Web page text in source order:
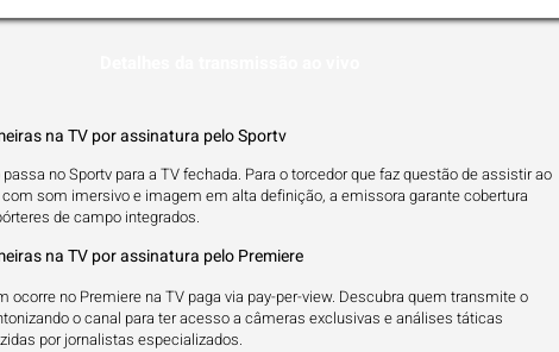
na TV por assinatura pelo Sportv
no Sportv para a TV fechada. Para o torcedor que faz questão de assistir ao
som imersivo e imagem em alta definição, a emissora garante cobertura
de campo integrados.
na TV por assinatura pelo Premiere
ocorre no Premiere na TV paga via pay-per-view. Descubra quem transmite o
o canal para ter acesso a câmeras exclusivas e análises táticas
por jornalistas especializados.